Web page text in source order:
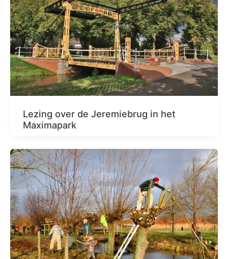
Lezing over de Jeremiebrug in het
Maximapark